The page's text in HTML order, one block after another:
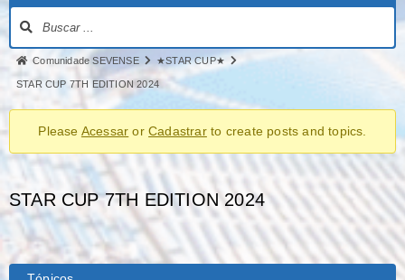
Comunidade SEVENSE ★STAR CUP★
STAR CUP 7TH EDITION 2024
Please Acessar orCadastrarto create posts and topics.
STAR CUP 7TH EDITION 2024